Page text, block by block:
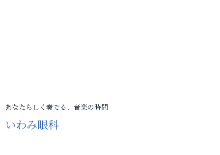
あなたらしく奏でる、音楽の時間
いわみ眼科